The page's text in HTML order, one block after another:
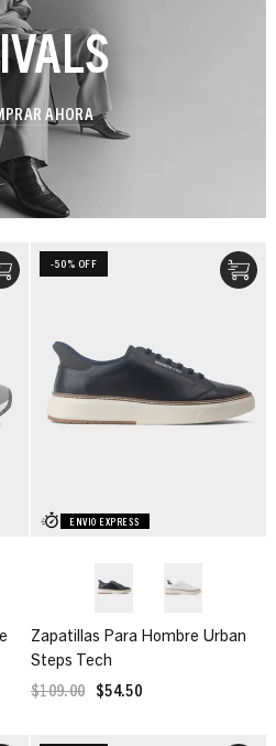
AHORA
ENVIO EXPRESS
-50% OFF
Zapatillas Para Hombre Urban
Steps Tech
$109.00 $54.50